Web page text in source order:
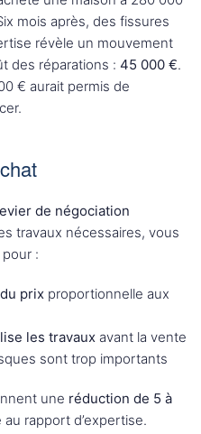
mois après, des fissures
révèle un mouvement
des réparations : 45 000 €.
€ aurait permis de
de négociation
travaux nécessaires, vous
:
prix proportionnelle aux
les travaux avant la vente
sont trop importants
une réduction de 5 à
rapport d’expertise.